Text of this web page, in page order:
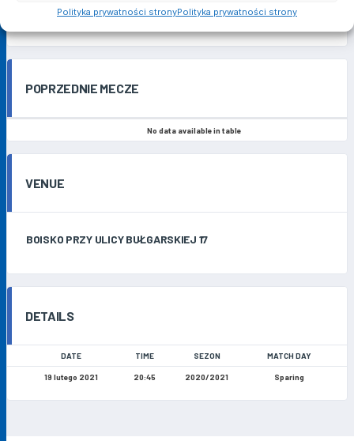
Polityka prywatności stronyPolityka prywatności strony
POPRZEDNIE MECZE
No data available in table
VENUE
BOISKO PRZY ULICY BUŁGARSKIEJ 17
DETAILS
DATE TIME SEZON MATCH DAY
19 lutego 2021 20:45 2020/2021 Sparing